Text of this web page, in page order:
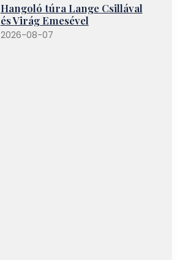
Hangoló túra Lange Csillával
és Virág Emesével
2026-08-07